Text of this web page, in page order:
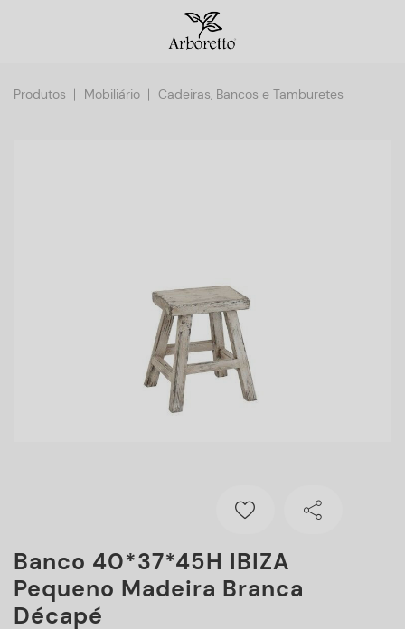
Produtos Mobiliário Cadeiras, Bancos e Tamburetes
Banco 40*37*45H IBIZA
Pequeno Madeira Branca
Décapé